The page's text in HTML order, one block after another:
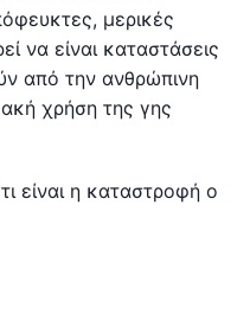
μερικές
να είναι καταστάσεις
από την ανθρώπινη
χρήση της γης
είναι η καταστροφή ο